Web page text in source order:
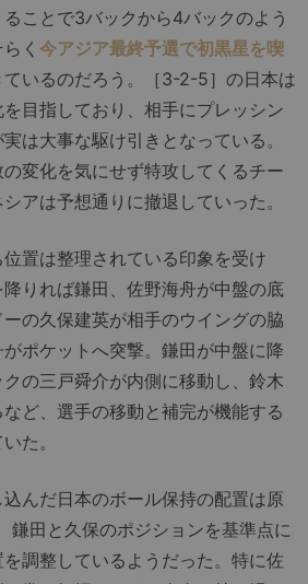
ことで3バックから4バックのよう
く 今アジア最終予選で初黒星を喫
いるのだろう。［3-2-5］の日本は
目指しており、相手にプレッシン
は大事な駆け引きとなっている。
変化を気にせず特攻してくるチー
アは予想通りに撤退していった。
置は整理されている印象を受け
りれば鎌田、佐野海舟が中盤の底
の久保建英が相手のウイングの脇
ポケットへ突撃。鎌田が中盤に降
の三戸舜介が内側に移動し、鈴木
ど、選手の移動と補完が機能する
た。
んだ日本のボール保持の配置は原
鎌田と久保のポジションを基準点に
調整しているようだった。特に佐